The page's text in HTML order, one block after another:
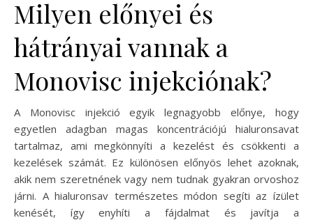
Milyen előnyei és
hátrányai vannak a
Monovisc injekciónak?
A Monovisc injekció egyik legnagyobb előnye, hogy
egyetlen adagban magas koncentrációjú hialuronsavat
tartalmaz, ami megkönnyíti a kezelést és csökkenti a
kezelések számát. Ez különösen előnyös lehet azoknak,
akik nem szeretnének vagy nem tudnak gyakran orvoshoz
járni. A hialuronsav természetes módon segíti az ízület
kenését, így enyhíti a fájdalmat és javítja a